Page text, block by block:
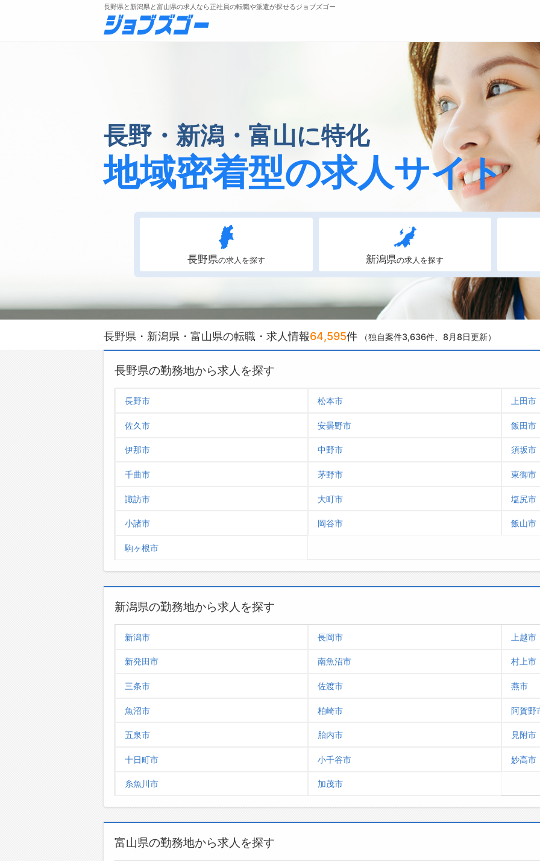
無料会員
トップ
詳細情報で求人を探す
転職支援サービスについて
転職ノウハウ(応募書類の書き方・面接対策な
ど)
転職・採用コラム
長野県と新潟県と富山県の求人なら正社員の転職や派遣が探せるジョブズゴー
長野・新潟・富山に特化
地域密着型の求人サイト
長野県の求人を探す 新潟県の求人を探す
長野県・新潟県・富山県の転職・求人情報64,595件 （独自案件3,636件 、8月8日更新）
長野県の勤務地から求人を探す
長野市 松本市 上田市
佐久市 安曇野市 飯田市
伊那市 中野市 須坂市
千曲市 茅野市 東御市
諏訪市 大町市 塩尻市
小諸市 岡谷市 飯山市
駒ヶ根市
新潟県の勤務地から求人を探す
新潟市 長岡市 上越市
新発田市 南魚沼市 村上市
三条市 佐渡市 燕市
魚沼市 柏崎市 阿賀野
五泉市 胎内市 見附市
十日町市 小千谷市 妙高市
糸魚川市 加茂市
富山県の勤務地から求人を探す